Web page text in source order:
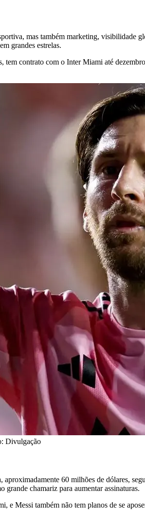
mas também marketing,
grandes estrelas.
contrato com o Inter Miami até
Divulgação
60 milhões de dólares,
chamariz para aumentar assinaturas.
e Messi também não tem planos de se